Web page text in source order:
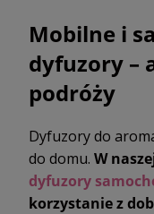
Mobilne i
dyfuzory –
podróży
Dyfuzory do
do domu. W
dyfuzory
korzystanie z